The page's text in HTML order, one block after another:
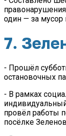
один — за мусор
7.
- Прошёл
остановочных
- В рамках
провёл работы
посёлке